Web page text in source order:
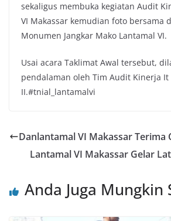
sekaligus membuka kegiatan Audit
VI Makassar kemudian foto bersama
Monumen Jangkar Mako Lantamal VI.
Usai acara Taklimat Awal tersebut,
pendalaman oleh Tim Audit Kinerja It
II.#tnial_lantamalvi
Danlantamal VI Makassar Terima
Lantamal VI Makassar Gelar
Anda Juga Mungkin